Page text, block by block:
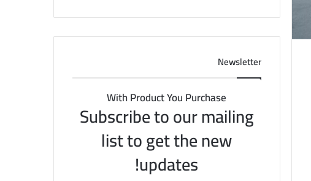
Newsletter
With Product You Purchase
Subscribe to our mailing
list to get the new
updates!